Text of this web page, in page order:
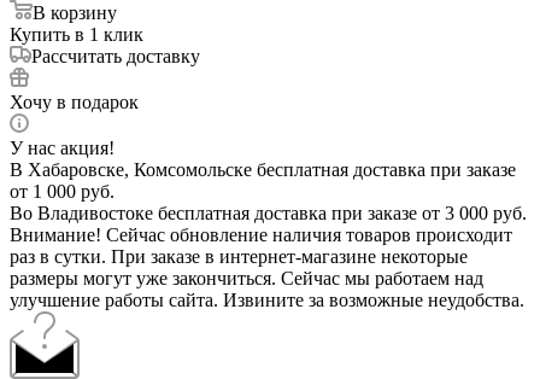
В корзину
Купить в 1 клик
Рассчитать доставку
Хочу в подарок
У нас акция!
В Хабаровске, Комсомольске бесплатная доставка при заказе
от 1 000 руб.
Во Владивостоке бесплатная доставка при заказе от 3 000 руб.
Внимание! Сейчас обновление наличия товаров происходит
раз в сутки. При заказе в интернет-магазине некоторые
размеры могут уже закончиться. Сейчас мы работаем над
улучшение работы сайта. Извините за возможные неудобства.